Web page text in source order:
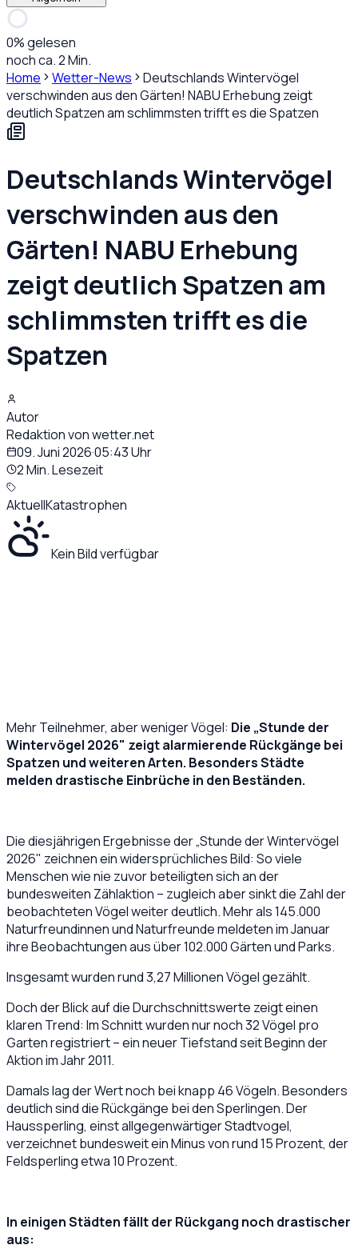
0% gelesen
noch ca. 2 Min.
Home
Wetter-News
Deutschlands Wintervögel
verschwinden aus den Gärten! NABU Erhebung zeigt
deutlich Spatzen am schlimmsten trifft es die Spatzen
Deutschlands Wintervögel
verschwinden aus den
Gärten! NABU Erhebung
zeigt deutlich Spatzen am
schlimmsten trifft es die
Spatzen
Autor
Redaktion von wetter.net
09. Juni 2026·05:43Uhr
2 Min. Lesezeit
AktuellKatastrophen
Kein Bild verfügbar
Mehr Teilnehmer, aber weniger Vögel: Die „Stunde der
Wintervögel 2026" zeigt alarmierende Rückgänge bei
Spatzen und weiteren Arten. Besonders Städte
melden drastische Einbrüche in den Beständen.
Die diesjährigen Ergebnisse der „Stunde der Wintervögel
2026" zeichnen ein widersprüchliches Bild: So viele
Menschen wie nie zuvor beteiligten sich an der
bundesweiten Zählaktion – zugleich aber sinkt die Zahl der
beobachteten Vögel weiter deutlich. Mehr als 145.000
Naturfreundinnen und Naturfreunde meldeten im Januar
ihre Beobachtungen aus über 102.000 Gärten und Parks.
Insgesamt wurden rund 3,27 Millionen Vögel gezählt.
Doch der Blick auf die Durchschnittswerte zeigt einen
klaren Trend: Im Schnitt wurden nur noch 32 Vögel pro
Garten registriert – ein neuer Tiefstand seit Beginn der
Aktion im Jahr 2011.
Damals lag der Wert noch bei knapp 46 Vögeln. Besonders
deutlich sind die Rückgänge bei den Sperlingen. Der
Haussperling, einst allgegenwärtiger Stadtvogel,
verzeichnet bundesweit ein Minus von rund 15 Prozent, der
Feldsperling etwa 10 Prozent.
In einigen Städten fällt der Rückgang noch drastischer
aus: